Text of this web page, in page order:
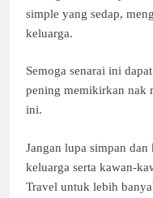
simple yang sedap,
keluarga.
Semoga senarai ini
pening memikirkan nak
ini.
Jangan lupa simpan
keluarga serta kawan-
Travel untuk lebih